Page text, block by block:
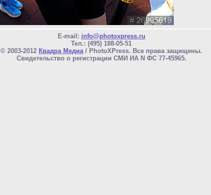
E-mail: info@photoxpress.ru
Тел.: (495) 188-05-51
© 2003-2012 Квадра Медиа/ PhotoXPress. Все права защищены.
Свидетельство о регистрации СМИ ИА N ФС 77-45965.